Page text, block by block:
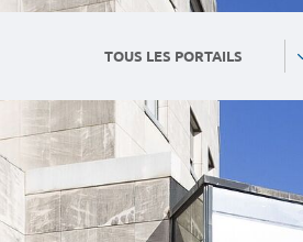
TOUS LES PORTAILS